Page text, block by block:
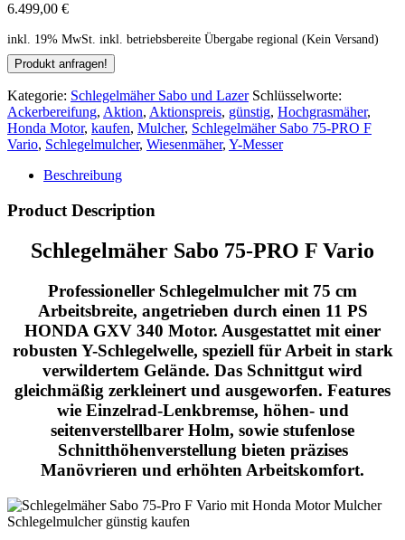
6.499,00 €
inkl. 19% MwSt. inkl. betriebsbereite Übergabe regional (Kein Versand)
Kategorie: Schlegelmäher Sabo und Lazer Schlüsselworte:
Ackerbereifung, Aktion, Aktionspreis, günstig, Hochgrasmäher,
Honda Motor, kaufen, Mulcher, Schlegelmäher Sabo 75-PRO F
Vario, Schlegelmulcher, Wiesenmäher, Y-Messer
Beschreibung
Product Description
Schlegelmäher Sabo 75-PRO F Vario
Professioneller Schlegelmulcher mit 75 cm
Arbeitsbreite, angetrieben durch einen 11 PS
HONDA GXV 340 Motor. Ausgestattet mit einer
robusten Y-Schlegelwelle, speziell für Arbeit in stark
verwildertem Gelände. Das Schnittgut wird
gleichmäßig zerkleinert und ausgeworfen. Features
wie Einzelrad-Lenkbremse, höhen- und
seitenverstellbarer Holm, sowie stufenlose
Schnitthöhenverstellung bieten präzises
Manövrieren und erhöhten Arbeitskomfort.